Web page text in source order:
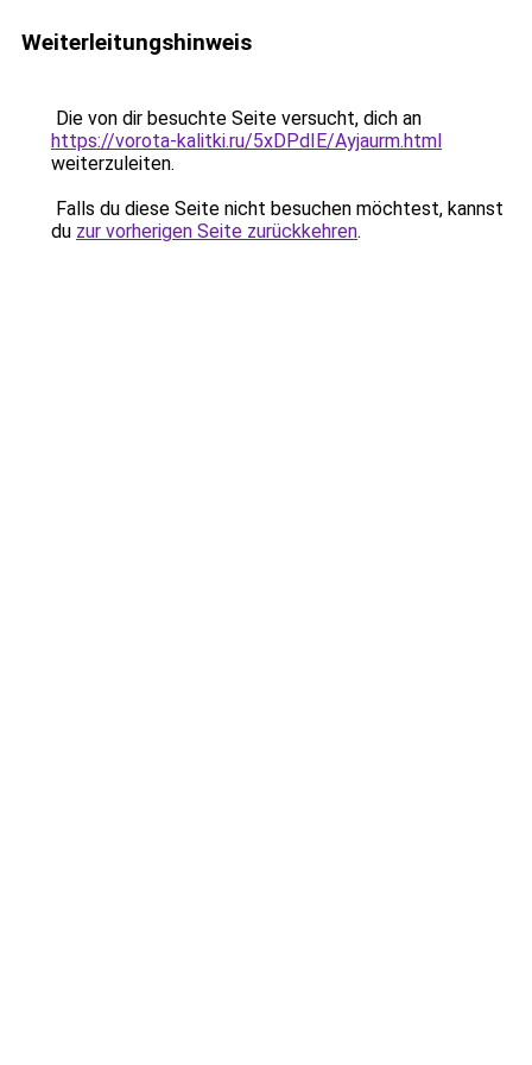
Weiterleitungshinweis
Die von dir besuchte Seite versucht, dich an
https://vorota-kalitki.ru/5xDPdIE/Ayjaurm.html
weiterzuleiten.
Falls du diese Seite nicht besuchen möchtest, kannst
du zur vorherigen Seite zurückkehren.